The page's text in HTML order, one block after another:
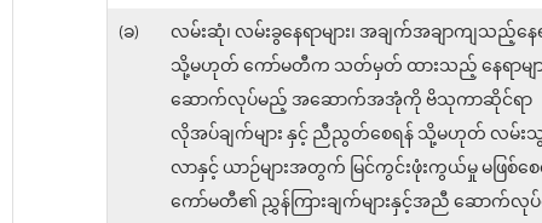
(ခ)
လမ်းဆုံ၊ လမ်းခွနေရာများ၊ အချက်အချာကျသည့်နေရ
သို့မဟုတ် ကော်မတီက သတ်မှတ် ထားသည့် နေရာမျ
ဆောက်လုပ်မည့် အဆောက်အအုံကို ဗိသုကာဆိုင်ရာ
လိုအပ်ချက်များ နှင့် ညီညွတ်စေရန် သို့မဟုတ် လမ်းသွ
လာနှင့် ယာဉ်များအတွက် မြင်ကွင်းဖုံးကွယ်မှု မဖြစ်စေ
ကော်မတီ၏ ညွှန်ကြားချက်များနှင့်အညီ ဆောက်လု